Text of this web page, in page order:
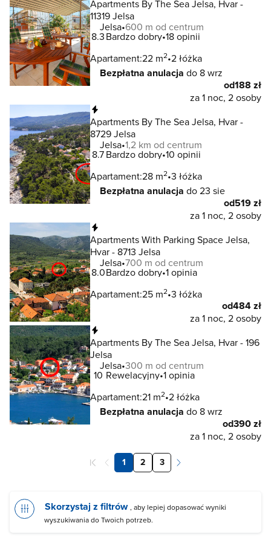
Apartments By The Sea Jelsa, Hvar -
11319 Jelsa
Jelsa 600 m od centrum
8.3Bardzo dobry 18 opinii
Apartament:22 m2 2 łóżka
Bezpłatna anulacja do 8 wrz
od188 zł
za 1 noc, 2 osoby
Apartments By The Sea Jelsa, Hvar -
8729 Jelsa
Jelsa 1,2 km od centrum
8.7Bardzo dobry 10 opinii
Apartament:28 m2 3 łóżka
Bezpłatna anulacja do 23 sie
od519 zł
za 1 noc, 2 osoby
Apartments With Parking Space Jelsa,
Hvar - 8713 Jelsa
Jelsa 700 m od centrum
8.0Bardzo dobry 1 opinia
Apartament:25 m2 3 łóżka
od484 zł
za 1 noc, 2 osoby
Apartments By The Sea Jelsa, Hvar - 196
Jelsa
Jelsa 300 m od centrum
10 Rewelacyjny 1 opinia
Apartament:21 m2 2 łóżka
Bezpłatna anulacja do 8 wrz
od390 zł
za 1 noc, 2 osoby
1 2 3
Skorzystaj z filtrów , aby lepiej dopasować wyniki
wyszukiwania do Twoich potrzeb.